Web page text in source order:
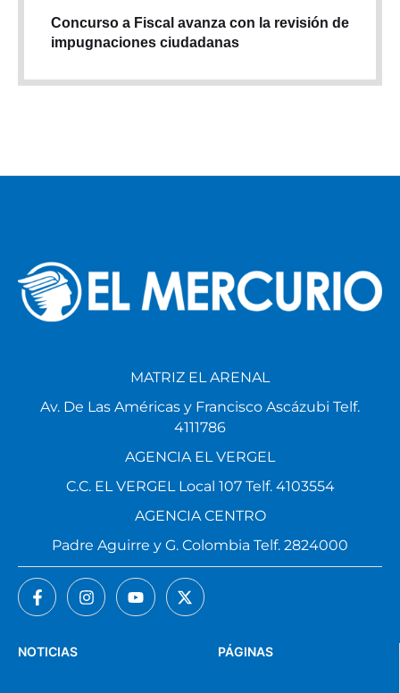
Concurso a Fiscal avanza con la revisión de
impugnaciones ciudadanas
PÁGINAS
NOTICIAS
MATRIZ EL ARENAL
Av. De Las Américas y Francisco Ascázubi Telf.
4111786
AGENCIA EL VERGEL
C.C. EL VERGEL Local 107 Telf. 4103554
AGENCIA CENTRO
Padre Aguirre y G. Colombia Telf. 2824000